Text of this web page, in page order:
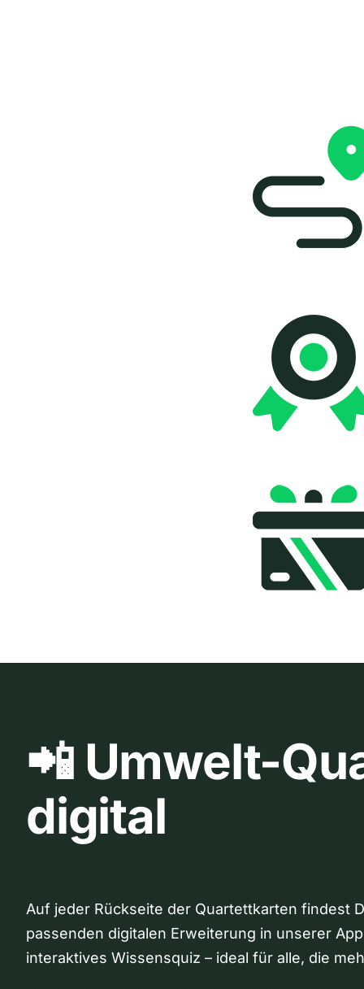
📲 Umwelt-
digital
Auf jeder Rückseite der Quartettkarten findest
passenden digitalen Erweiterung in unserer
interaktives Wissensquiz – ideal für alle, die